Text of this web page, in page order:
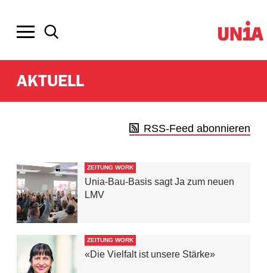
AKTUELL
RSS-Feed abonnieren
ZEITUNG WORK
Unia-Bau-Basis sagt Ja zum neuen
LMV
ZEITUNG WORK
«Die Vielfalt ist unsere Stärke»